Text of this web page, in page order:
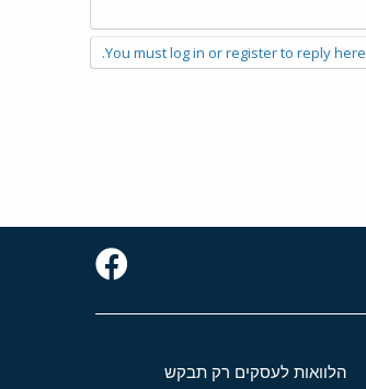
You must log in or register to reply here.
הלוואות לעסקים רק תבקש